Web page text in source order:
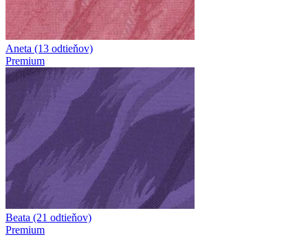
Aneta (13 odtieňov)
Premium
Beata (21 odtieňov)
Premium